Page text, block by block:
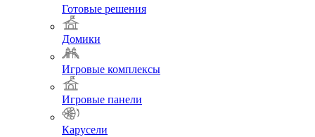
Готовые решения
Домики
Игровые комплексы
Игровые панели
Карусели